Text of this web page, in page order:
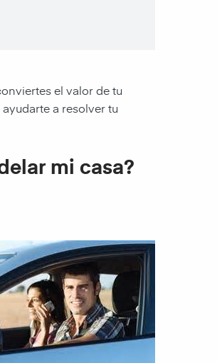
el valor de tu
a resolver tu
mi casa?